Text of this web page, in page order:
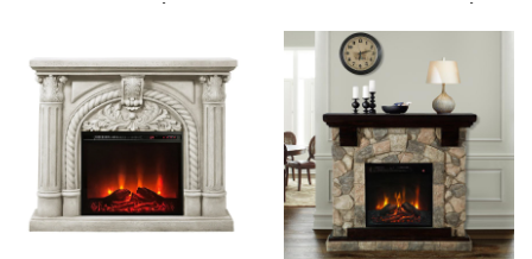
حيث درجة الحرارة
قابلة للضبط من حيث درجة
الحرارة